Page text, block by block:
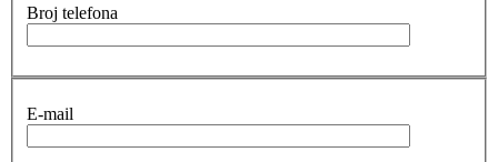
Broj telefona
E-mail